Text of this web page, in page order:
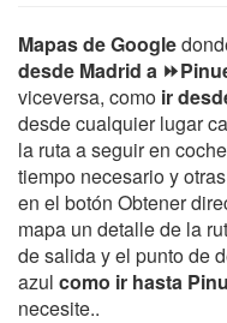
Mapas de Google
desde Madrid a
viceversa, como ir
desde cualquier lugar
la ruta a seguir en
tiempo necesario y
en el botón Obtener
mapa un detalle de la
de salida y el punto de
azul como ir hasta
necesite..